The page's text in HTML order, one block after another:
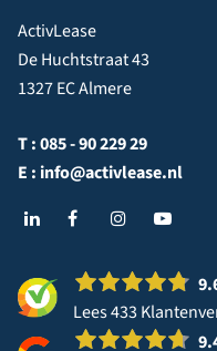
ActivLease
De Huchtstraat 43
1327 EC Almere
T :085 - 90 229 29
E : info@activlease.nl
Lees 433